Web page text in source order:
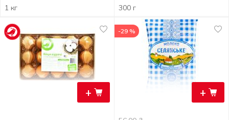
1 кг
300 г
+ +
-29 %